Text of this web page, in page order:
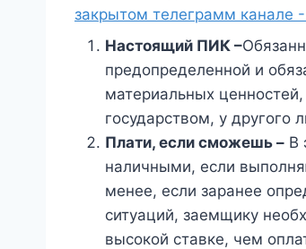
закрытом телеграмм канале
Настоящий ПИК –
предопределенной и
материальных
государством, у другого
Плати, если сможешь – В
наличными, если
менее, если заранее
ситуаций, заемщику
высокой ставке, чем